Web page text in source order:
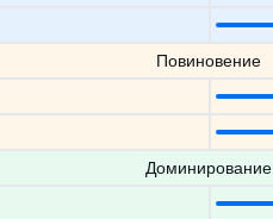
Повиновение
Доминирование